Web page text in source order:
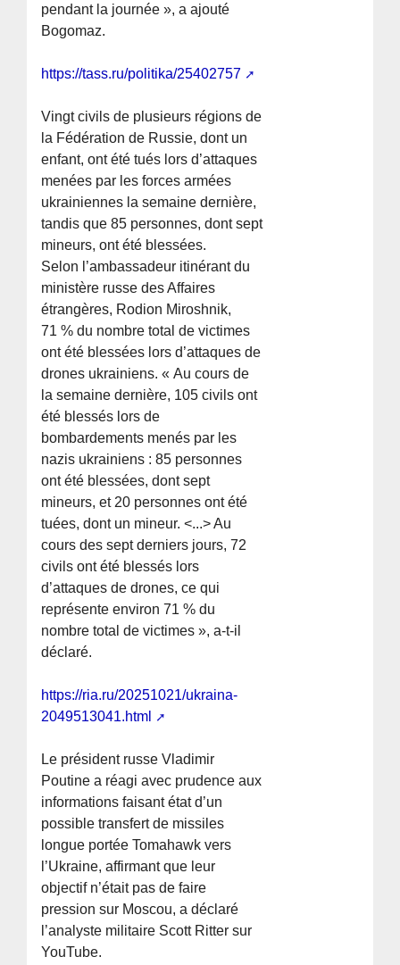
pendant la journée », a ajouté
Bogomaz.
https://tass.ru/politika/25402757
Vingt civils de plusieurs régions de
la Fédération de Russie, dont un
enfant, ont été tués lors d’attaques
menées par les forces armées
ukrainiennes la semaine dernière,
tandis que 85 personnes, dont sept
mineurs, ont été blessées.
Selon l’ambassadeur itinérant du
ministère russe des Affaires
étrangères, Rodion Miroshnik,
71 % du nombre total de victimes
ont été blessées lors d’attaques de
drones ukrainiens. « Au cours de
la semaine dernière, 105 civils ont
été blessés lors de
bombardements menés par les
nazis ukrainiens : 85 personnes
ont été blessées, dont sept
mineurs, et 20 personnes ont été
tuées, dont un mineur. <...> Au
cours des sept derniers jours, 72
civils ont été blessés lors
d’attaques de drones, ce qui
représente environ 71 % du
nombre total de victimes », a-t-il
déclaré.
https://ria.ru/20251021/ukraina-
2049513041.html
Le président russe Vladimir
Poutine a réagi avec prudence aux
informations faisant état d’un
possible transfert de missiles
longue portée Tomahawk vers
l’Ukraine, affirmant que leur
objectif n’était pas de faire
pression sur Moscou, a déclaré
l’analyste militaire Scott Ritter sur
YouTube.